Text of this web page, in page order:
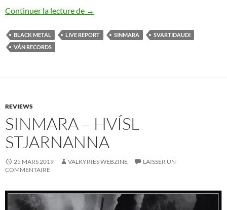
Continuer la lecture de Svartidauði / Sinmara
→
BLACK METAL LIVE REPORT SINMARA
SVARTIDAUDI
VÁN RECORDS
REVIEWS
SINMARA – HVÍSL
STJARNANNA
25 MARS 2019 VALKYRIES WEBZINE
LAISSER UN
COMMENTAIRE